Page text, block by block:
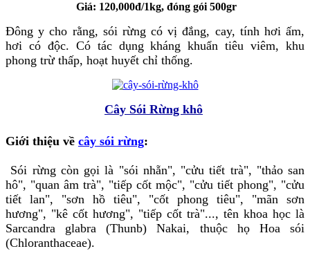
Giá: 120,000đ/1kg, đóng gói 500gr
Đông y cho rằng, sói rừng có vị đắng, cay, tính hơi ấm,
hơi có độc. Có tác dụng kháng khuẩn tiêu viêm, khu
phong trừ thấp, hoạt huyết chỉ thống.
Cây Sói Rừng khô
Giới thiệu về cây sói rừng:
Sói rừng còn gọi là "sói nhẵn", "cửu tiết trà", "thảo san
hô", "quan âm trà", "tiếp cốt mộc", "cửu tiết phong", "cửu
tiết lan", "sơn hồ tiêu", "cốt phong tiêu", "mãn sơn
hương", "kê cốt hương", "tiếp cốt trà"..., tên khoa học là
Sarcandra glabra (Thunb) Nakai, thuộc họ Hoa sói
(Chloranthaceae).